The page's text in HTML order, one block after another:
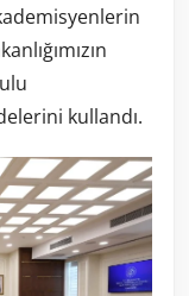
kullandı.